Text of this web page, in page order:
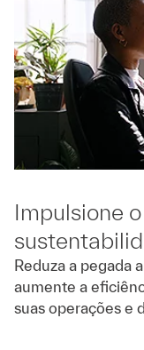
Impulsione
Reduza a pegada
aumente a
suas operações e